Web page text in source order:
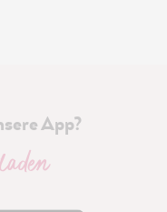
App?